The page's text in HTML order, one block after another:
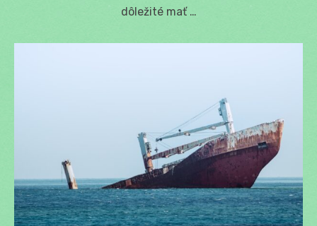
dôležité mať …